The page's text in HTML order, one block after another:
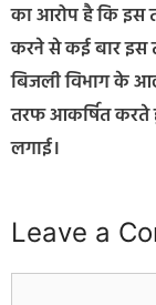
का आरोप है कि इस
करने से कई बार इस
बिजली विभाग के
तरफ आकर्षित करते
लगाई।
Leave a